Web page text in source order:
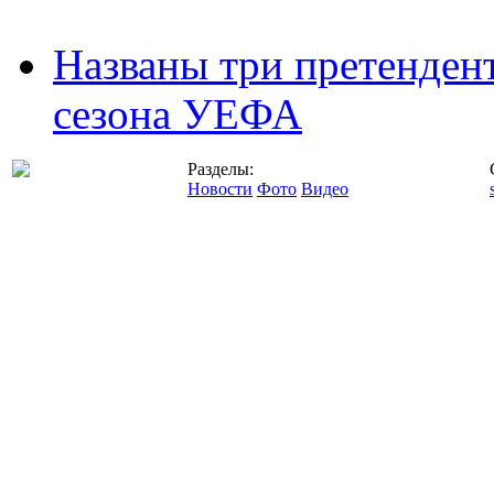
Названы три
сезона УЕФА
Разделы:
Новости Фото Видео